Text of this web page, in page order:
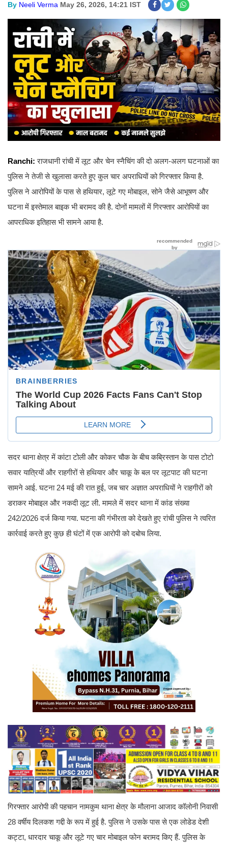
By Neeli Verma May 26, 2026, 14:21 IST
Ranchi: राजधानी रांची में लूट और चेन स्नैचिंग की दो अलग-अलग घटनाओं का
पुलिस ने तेजी से खुलासा करते हुए कुल चार अपराधियों को गिरफ्तार किया है.
पुलिस ने आरोपियों के पास से हथियार, लूटे गए मोबाइल, सोने जैसे आभूषण और
घटना में इस्तेमाल बाइक भी बरामद की है. दोनों मामलों में गिरफ्तार आरोपियों का
आपराधिक इतिहास भी सामने आया है.
सदर थाना क्षेत्र में कांटा टोली और कोकर चौक के बीच कब्रिस्तान के पास टोटो
सवार यात्रियों और राहगीरों से हथियार और चाकू के बल पर लूटपाट की घटना
सामने आई. घटना 24 मई की रात हुई, जब चार अज्ञात अपराधियों ने राहगीरों को
डराकर मोबाइल और नकदी लूट ली. मामले में सदर थाना में कांड संख्या
242/2026 दर्ज किया गया. घटना की गंभीरता को देखते हुए रांची पुलिस ने त्वरित
कार्रवाई करते हुए कुछ ही घंटों में एक आरोपी को दबोच लिया.
गिरफ्तार आरोपी की पहचान नामकुम थाना क्षेत्र के मौलाना आजाद कॉलोनी निवासी
28 वर्षीय दिलकश गद्दी के रूप में हुई है. पुलिस ने उसके पास से एक लोडेड देशी
कट्टा, धारदार चाकू और लूटे गए चार मोबाइल फोन बरामद किए हैं. पुलिस के